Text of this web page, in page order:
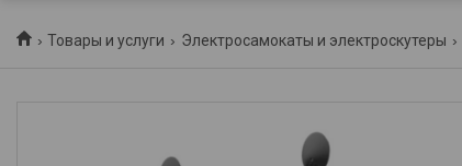
Товары и услуги Электросамокаты и электроскутеры